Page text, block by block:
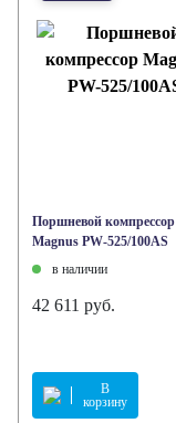
Поршневой компрессор
Magnus PW-525/100AS
в наличии
42 611 руб.
В
корзину